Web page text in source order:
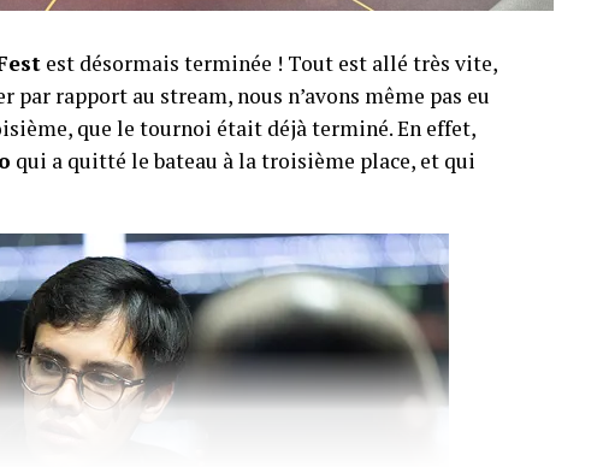
est désormais terminée ! Tout est allé très vite,
par rapport au stream, nous n’avons même pas eu
que le tournoi était déjà terminé. En effet,
qui a quitté le bateau à la troisième place, et qui